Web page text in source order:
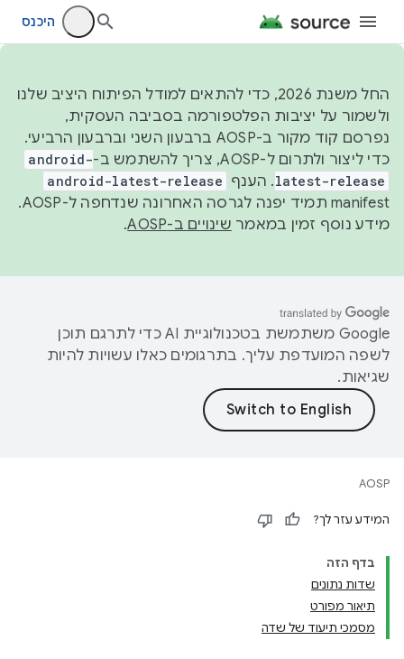
היכנס
החל משנת 2026, כדי להתאים למודל הפיתוח היציב שלנו
ולשמור על יציבות הפלטפורמה בסביבה העסקית,
נפרסם קוד מקור ב-AOSP ברבעון השני וברבעון הרביעי.
כדי ליצור ולתרום ל-AOSP, צריך להשתמש ב-
android-
latest-release. הענף android-latest-release
manifest תמיד יפנה לגרסה האחרונה שנדחפה ל-AOSP.
מידע נוסף זמין במאמר שינויים ב-AOSP .
‫Google משתמשת בטכנולוגיית AI כדי לתרגם תוכן
לשפה המועדפת עליך. בתרגומים כאלו עשויות להיות
שגיאות.
AOSP
המידע עזר לך?
בדף הזה
שדות נתונים
תיאור מפורט
מסמכי תיעוד של שדה